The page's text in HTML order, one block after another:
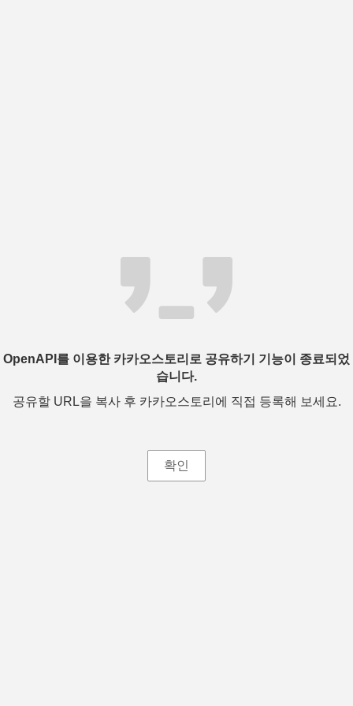
OpenAPI를 이용한 카카오스토리로 공유하기 기능이 종료되었
습니다.
공유할 URL을 복사 후 카카오스토리에 직접 등록해 보세요.
확인